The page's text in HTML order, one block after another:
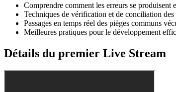
Comprendre comment les erreurs se produisent
Techniques de vérification et de conciliation
Passages en temps réel des pièges communs
Meilleures pratiques pour le développement
Détails du premier Live Stream